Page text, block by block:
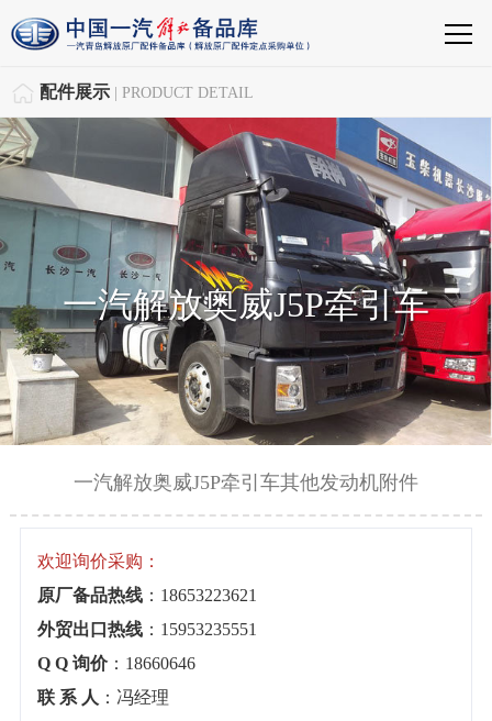
配件展示 | PRODUCT DETAIL
一汽解放奥威J5P牵引车
一汽解放奥威J5P牵引车其他发动机附件
欢迎询价采购：
原厂备品热线：18653223621
外贸出口热线：15953235551
Q Q 询价：18660646
联 系 人 ：冯经理